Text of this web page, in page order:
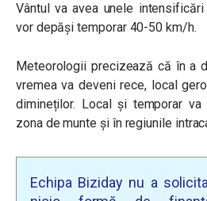
Vântul va avea unele
vor depăși temporar 40-50 km/h.
Meteorologii precizează că în a
vremea va deveni rece, local
dimineților. Local și temporar
zona de munte și în regiunile
Echipa Biziday nu a